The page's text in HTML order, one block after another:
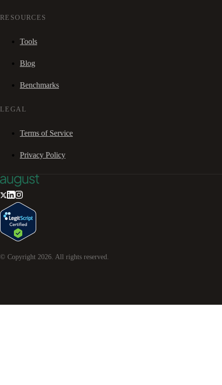
RESOURCES
Tools
Blog
Benchmarks
LEGAL
Terms of Service
Privacy Policy
© Copyright 2026 . All rights reserved.